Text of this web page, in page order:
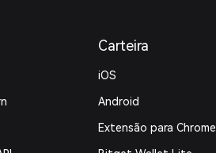
Carteira
iOS
Android
Extensão para Chrome